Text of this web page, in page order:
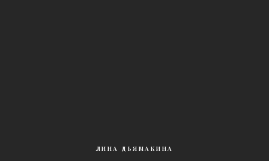
ЛИНА ДЬЯМАКИНА